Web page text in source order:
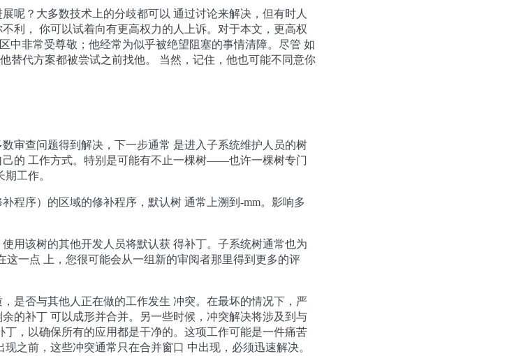
呢？大多数技术上的分歧都可以 通过讨论来解决，但有时人
利， 你可以试着向有更高权力的人上诉。对于本文，更高权
中非常受尊敬；他经常为似乎被绝望阻塞的事情清障。尽管 如
替代方案都被尝试之前找他。 当然，记住，他也可能不同意你
审查问题得到解决，下一步通常 是进入子系统维护人员的树
的 工作方式。特别是可能有不止一棵树——也许一棵树专门
工作。
程序）的区域的修补程序，默认树 通常上溯到-mm。影响多
用该树的其他开发人员将默认获 得补丁。子系统树通常也为
一点 上，您很可能会从一组新的审阅者那里得到更多的评
是否与其他人正在做的工作发生 冲突。在最坏的情况下，严
的补丁 可以成形并合并。另一些时候，冲突解决将涉及到与
，以确保所有的应用都是干净的。这项工作可能是一件痛苦
之前，这些冲突通常只在合并窗口 中出现，必须迅速解决。